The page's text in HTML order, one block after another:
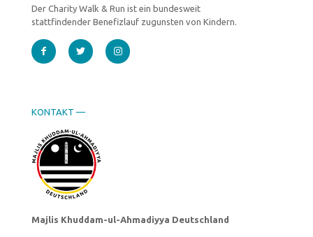
Der Charity Walk & Run ist ein bundesweit
stattfindender Benefizlauf zugunsten von Kindern.
KONTAKT —
Majlis Khuddam-ul-Ahmadiyya Deutschland